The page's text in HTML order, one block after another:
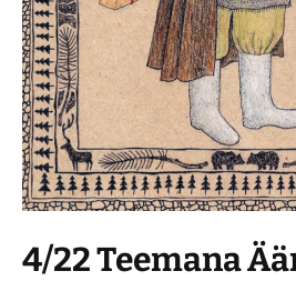
4/22 Teemana